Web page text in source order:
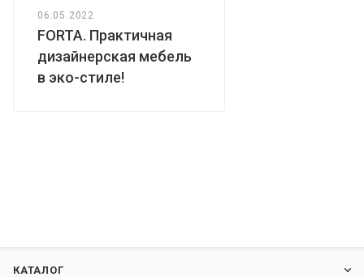
06.05.2022
FORTA. Практичная
дизайнерская мебель
в эко-стиле!
КАТАЛОГ